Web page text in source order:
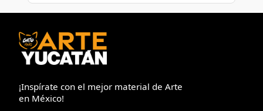
¡Inspírate con el mejor material de Arte
en México!